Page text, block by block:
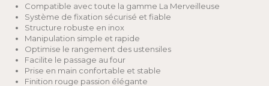
Compatible avec toute la gamme La Merveilleuse
Système de fixation sécurisé et fiable
Structure robuste en inox
Manipulation simple et rapide
Optimise le rangement des ustensiles
Facilite le passage au four
Prise en main confortable et stable
Finition rouge passion élégante